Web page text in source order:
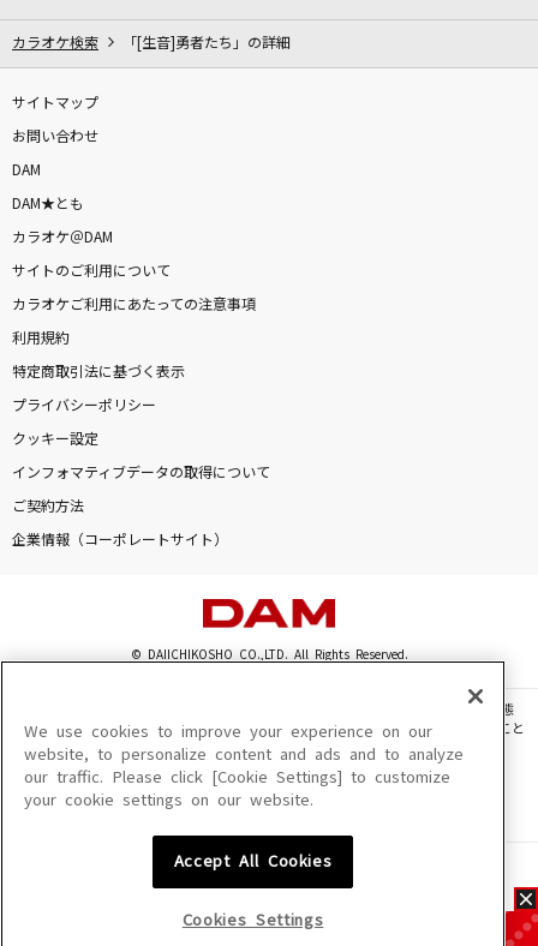
カラオケ検索 「[生音]勇者たち」の詳細
サイトマップ
お問い合わせ
DAM
DAM★とも
カラオケ＠DAM
サイトのご利用について
カラオケご利用にあたっての注意事項
利用規約
特定商取引法に基づく表示
プライバシーポリシー
クッキー設定
インフォマティブデータの取得について
ご契約方法
企業情報（コーポレートサイト）
© DAIICHIKOSHO CO.,LTD. All Rights Reserved.
このサイトに掲載されている一切の文章・画像・写真・動画・音声等を、手段や形態
を問わず、著作権法の定める範囲を超えて無断で複製、転載、ファイル化などすること
を禁じます。
楽曲及びコンテンツは、機種によりご利用いただけない場合があります。
楽曲及びコンテンツの配信日、配信内容が変更になる場合があります。
We use cookies to improve your experience on our
website, to personalize content and ads and to analyze
our traffic. Please click [Cookie Settings] to customize
your cookie settings on our website.
Accept All Cookies
Cookies Settings